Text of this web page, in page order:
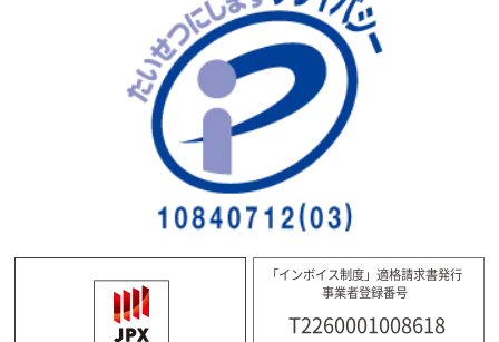
「インボイス制度」適格請求書発行
事業者登録番号
T2260001008618